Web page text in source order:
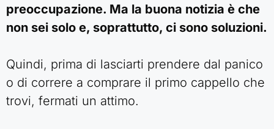
preoccupazione. Ma la buona notizia è che
non sei solo e, soprattutto, ci sono soluzioni.
Quindi, prima di lasciarti prendere dal panico
o di correre a comprare il primo cappello che
trovi, fermati un attimo.